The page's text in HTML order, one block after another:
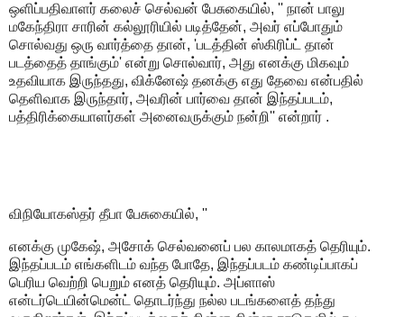
ஒளிப்பதிவாளர் கலைச் செல்வன் பேசுகையில், '' நான் பாலு
மகேந்திரா சாரின் கல்லூரியில் படித்தேன், அவர் எப்போதும்
சொல்வது ஒரு வார்த்தை தான், 'படத்தின் ஸ்கிரிப்ட் தான்
படத்தைத் தாங்கும்' என்று சொல்வார், அது எனக்கு மிகவும்
உதவியாக இருந்தது, விக்னேஷ் தனக்கு எது தேவை என்பதில்
தெளிவாக இருந்தார், அவரின் பார்வை தான் இந்தப்படம்,
பத்திரிக்கையாளர்கள் அனைவருக்கும் நன்றி'' என்றார் .
விநியோகஸ்தர் தீபா பேசுகையில், ''
எனக்கு முகேஷ், அசோக் செல்வனைப் பல காலமாகத் தெரியும்.
இந்தப்படம் எங்களிடம் வந்த போதே, இந்தப்படம் கண்டிப்பாகப்
பெரிய வெற்றி பெறும் எனத் தெரியும். அப்ளாஸ்
என்டர்டெயின்மென்ட் தொடர்ந்து நல்ல படங்களைத் தந்து